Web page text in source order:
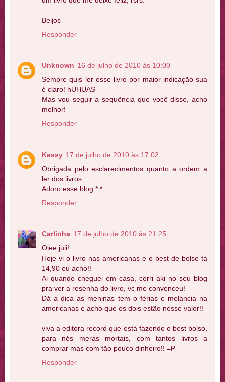
Beijos
Responder
Unknown 16 de julho de 2010 às 10:00
Sempre quis ler esse livro por maior indicação sua
é claro! hUHUAS
Mas vou seguir a sequência que você disse, acho
melhor!
Responder
Kessy 17 de julho de 2010 às 17:02
Obrigada pelo esclarecimentos quanto a ordem a
ler dos livros.
Adoro esse blog.*.*
Responder
Carlinha 17 de julho de 2010 às 21:25
Oiee juli!
Hoje vi o livro nas americanas e o best de bolso tá
14,90 eu acho!!
Ai quando cheguei em casa, corri aki no seu blog
pra ver a resenha do livro, vc me convenceu!
Dá a dica as meninas tem o férias e melancia na
americanas e acho que os dois estão nesse valor!!
viva a editora record que está fazendo o best bolso,
para nós meras mortais, com tantos livros a
comprar mas com tão pouco dinheiro!! =P
Responder